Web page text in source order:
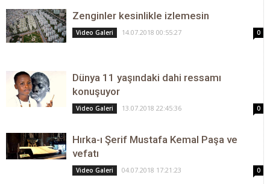
Zenginler kesinlikle izlemesin
Video Galeri 14.07.2018 00:55:27 0
Dünya 11 yaşındaki dahi ressamı
konuşuyor
Video Galeri 13.07.2018 22:45:36 0
Hırka-ı Şerif Mustafa Kemal Paşa ve
vefatı
Video Galeri 04.07.2018 17:21:23 0